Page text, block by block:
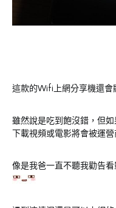
這款的Wifi上網分享機還會
雖然說是吃到飽沒錯，但
下載視頻或電影將會被運
像是我爸一直不聽我勸告